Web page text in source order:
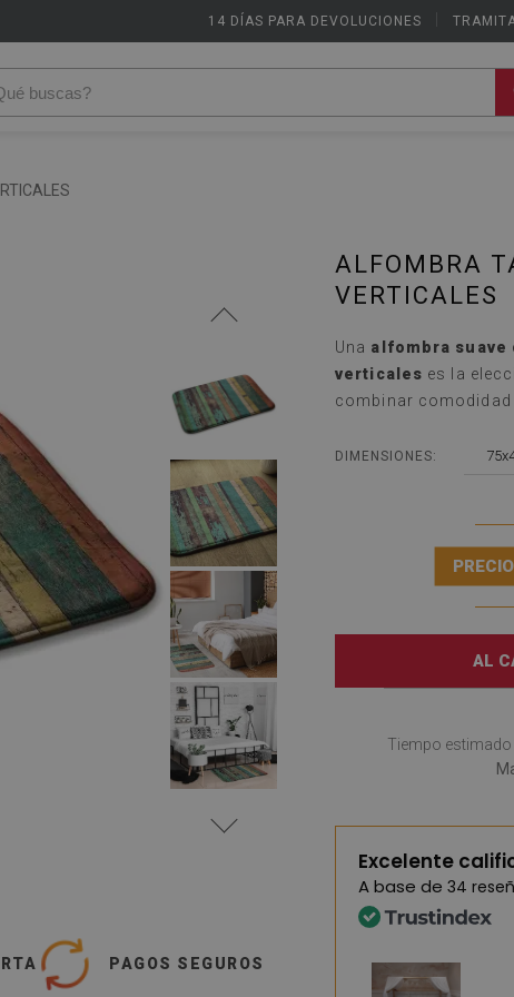
14 DÍAS PARA DEVOLUCIONES
PAGOS SEGUROS
ALFOMBRA
VERTICALES
Una alfombra suave
verticales es la
combinar comodidad
DIMENSIONES:
AL
Tiempo estimado
Excelente
A base de 34